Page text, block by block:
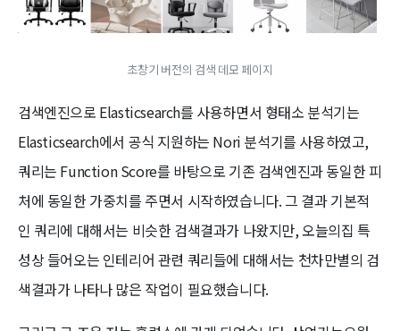
초창기 버전의 검색 데모 페이지
검색엔진으로 Elasticsearch를 사용하면서 형태소 분석기는
Elasticsearch에서 공식 지원하는 Nori 분석기를 사용하였고,
쿼리는 Function Score를 바탕으로 기존 검색엔진과 동일한 피
처에 동일한 가중치를 주면서 시작하였습니다. 그 결과 기본적
인 쿼리에 대해서는 비슷한 검색결과가 나왔지만, 오늘의집 특
성상 들어오는 인테리어 관련 쿼리들에 대해서는 천차만별의 검
색결과가 나타나 많은 작업이 필요했습니다.